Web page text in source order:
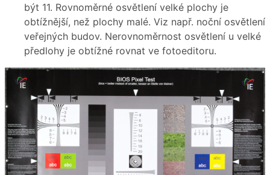
být 11. Rovnoměrné osvětlení velké plochy je
obtížnější, než plochy malé. Viz např. noční osvětlení
veřejných budov. Nerovnoměrnost osvětlení u velké
předlohy je obtížné rovnat ve fotoeditoru.